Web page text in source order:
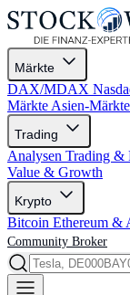
Märkte
DAX/MDAX
Märkte Asien-Märkte
Trading
Analysen Trading &
Value & Growth
Krypto
Bitcoin Ethereum &
Community Broker